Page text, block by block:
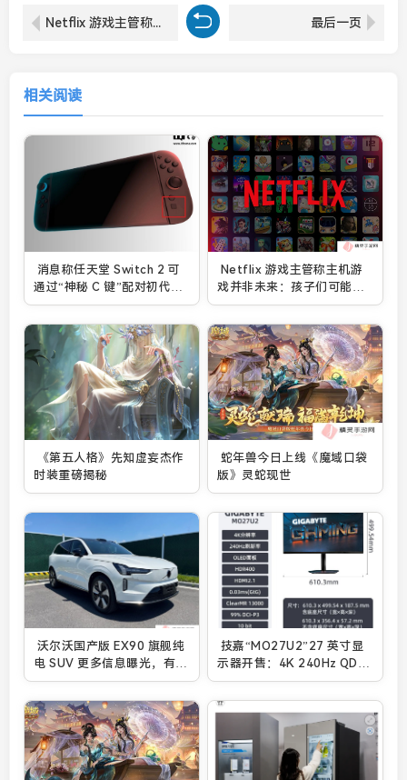
Netflix 游戏主管称主机游戏并非未来：孩子们可能不再梦想拥有一台 PS6 最后一页
相关阅读
消息称任天堂 Switch 2 可
通过“神秘 C 键”配对初代机
型，令其作为“带屏手柄”使
用
Netflix 游戏主管称主机游
戏并非未来：孩子们可能不
再梦想拥有一台 PS6
《第五人格》先知虚妄杰作
时装重磅揭秘
蛇年兽今日上线《魔域口袋
版》灵蛇现世
沃尔沃国产版 EX90 旗舰纯
电 SUV 更多信息曝光，有望
今年上市
技嘉“MO27U2”27 英寸显
示器开售：4K 240Hz QD-
OLED + 双 5W 扬声器，
5489 元